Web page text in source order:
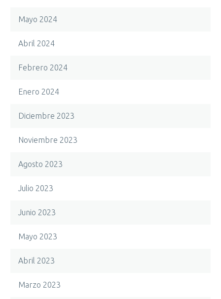
Mayo 2024
Abril 2024
Febrero 2024
Enero 2024
Diciembre 2023
Noviembre 2023
Agosto 2023
Julio 2023
Junio 2023
Mayo 2023
Abril 2023
Marzo 2023